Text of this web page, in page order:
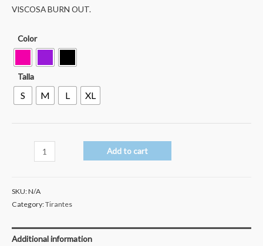
VISCOSA BURN OUT.
Color
Talla
S M L XL
quantity
Add to cart
SKU:N/A
Category:Tirantes
Additional information